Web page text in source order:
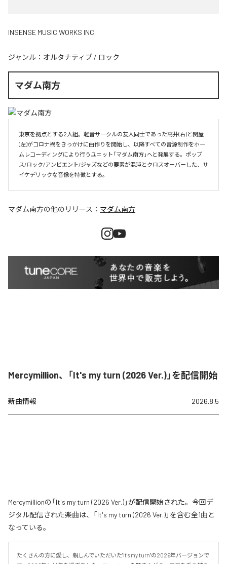
INSENSE MUSIC WORKS INC.
ジャンル： オルタナティブ / ロック
マダム南方
東京を拠点とする2人組。軽音サークルの友人同士であった高井(右)と関屋
(左)がコロナ禍をきっかけに曲作りを開始し、以降すべての音源制作をホー
ムレコーディングにより行うユニット「マダム南方」へと発展する。ポップ
ス/ロック/アンビエント/ジャズなどの要素が混沌とクロスオーバーした、サ
イケデリックな音像を特徴とする。
マダム南方の他のリリース： マダム南方
Mercymillion、「It's my turn (2026 Ver.)」を配信開始
新曲情報 2026.8.5
Mercymillionの「It's my turn (2026 Ver.)」が配信開始された。今回デ
ジタル配信された楽曲は、「It's my turn (2026 Ver.)」を含む全1曲と
なっている。
たくさんの方に愛し、親しんでいただいた"It's my turn"の2026年バージョンで